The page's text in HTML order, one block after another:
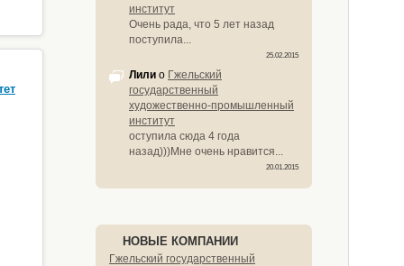
институт
Очень рада, что 5 лет назад
поступила...
25.02.2015
Лили о Гжельский
государственный
художественно-промышленный
институт
оступила сюда 4 года
назад)))Мне очень нравится...
20.01.2015
НОВЫЕ КОМПАНИИ
Гжельский государственный